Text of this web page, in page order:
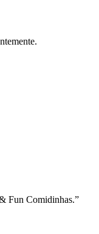
Fun Comidinhas.”